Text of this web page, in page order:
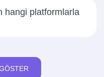
hangi platformlarla